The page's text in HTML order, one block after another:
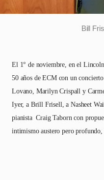
Bill
El 1° de noviembre, en el
50 años de ECM con un
Lovano, Marilyn Crispall y
Iyer, a Brill Frisell, a Nasheet
pianista Craig Taborn con
intimismo austero pero profundo,